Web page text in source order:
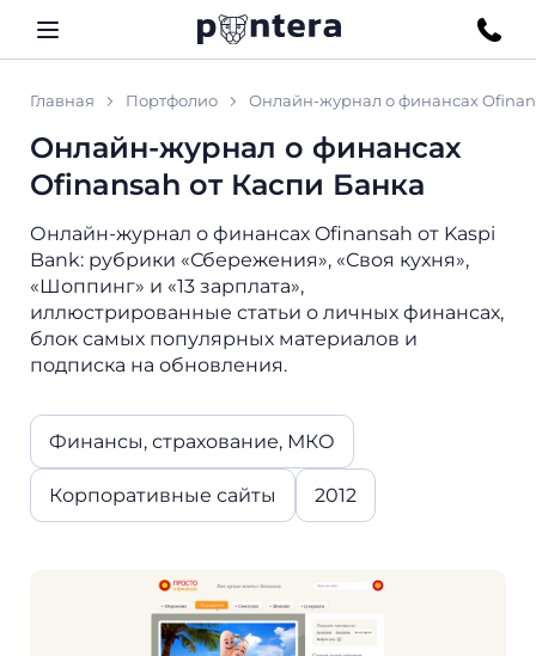
Главная Портфолио Онлайн-журнал о финансах
Онлайн-журнал о финансах
Ofinansah от Каспи Банка
Онлайн-журнал о финансах Ofinansah от Kaspi
Bank: рубрики «Сбережения», «Своя кухня»,
«Шоппинг» и «13 зарплата»,
иллюстрированные статьи о личных финансах,
блок самых популярных материалов и
подписка на обновления.
Финансы, страхование, МКО
Корпоративные сайты 2012